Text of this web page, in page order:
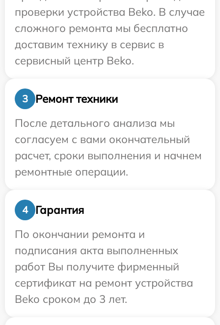
проверки устройства Beko. В случае
сложного ремонта мы бесплатно
доставим технику в сервис в
сервисный центр Beko.
3
Ремонт техники
После детального анализа мы
согласуем с вами окончательный
расчет, сроки выполнения и начнем
ремонтные операции.
4
Гарантия
По окончании ремонта и
подписания акта выполненных
работ Вы получите фирменный
сертификат на ремонт устройства
Beko сроком до 3 лет.